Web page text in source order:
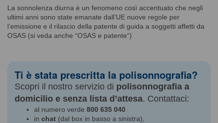
La sonnolenza diurna è un fenomeno così accentuato che negli
ultimi anni sono state emanate dall’UE nuove regole per
l’emissione e il rilascio della patente di guida a soggetti affetti da
OSAS (si veda anche “OSAS e patente“)
Ti è stata prescritta la polisonnografia?
Scopri il nostro servizio di polisonnografia a
domicilio e senza lista d’attesa. Contattaci:
al numero verde 800 635 040
in chat (dal box in basso a sinistra),